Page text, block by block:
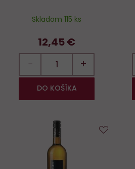
Skladom 115 ks
12,45 €
− +
DO KOŠÍKA